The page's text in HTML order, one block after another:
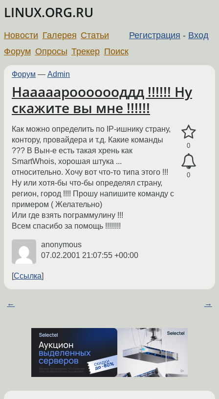
LINUX.ORG.RU
Регистрация - Вход
Новости Галерея Статьи
Форум Опросы Трекер Поиск
Форум — Admin
Нааааарооооооддд !!!!!! Ну
скажите вы мне !!!!!!
0
0
Как можно определить по IP-ишнику страну,
контору, провайдера и т.д. Какие команды
??? В Вын-е есть такая хрень как
SmartWhois, хорошая штука ...
относительно. Хочу вот что-то типа этого !!!
Ну или хотя-бы что-бы определял страну,
регион, город !!!! Прошу напишите команду с
примером ( Желательно)
Или где взять пограммулину !!!
Всем спасибо за помощь !!!!!!!!
anonymous
07.02.2001 21:07:55 +00:00
Ссылка
← →